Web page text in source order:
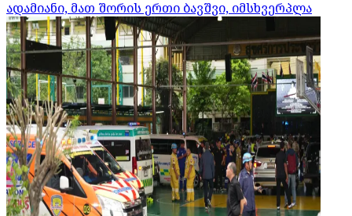
ადამიანი, მათ შორის ერთი ბავშვი, იმსხვერპლა